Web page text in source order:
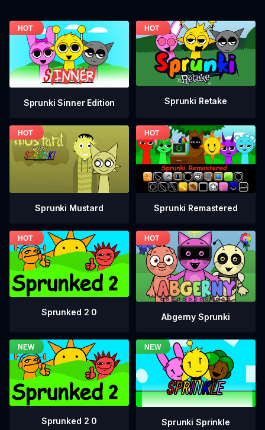
Sprunki Sinner Edition Sprunki Retake
Sprunki Mustard Sprunki Remastered
Sprunked 2 0
Abgerny Sprunki
Sprunked 2 0 Sprunki Sprinkle